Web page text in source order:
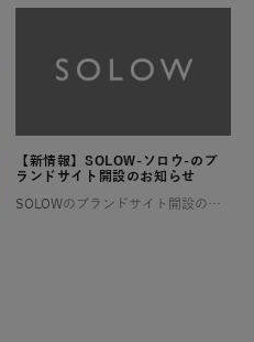
【新情報】SOLOW-ソロウ-のブ
ランドサイト開設のお知らせ
SOLOWのブランドサイト開設のお知らせ そろう、整う、満たされる 憧れるけれど、なかなか実現しない理想の暮らし。 そんな想いに寄り添い、 SOLOWが理想を叶えるお手伝いをします。 一つひとつ揃えるたびに住まいが整い、 […]